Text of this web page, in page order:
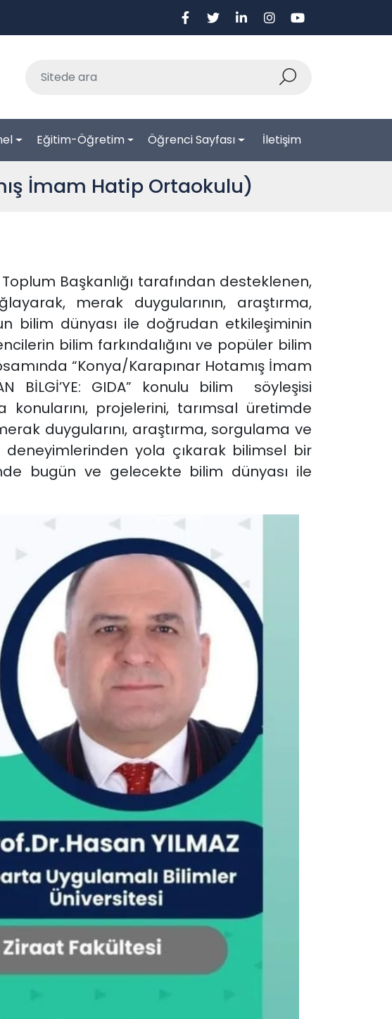
Eğitim-Öğretim Öğrenci Sayfası İletişim
İmam Hatip Ortaokulu)
Başkanlığı tarafından desteklenen,
merak duygularının, araştırma,
bilim dünyası ile doğrudan etkileşiminin
bilim farkındalığını ve popüler bilim
“Konya/Karapınar Hotamış İmam
BİLGİ’YE: GIDA” konulu bilim söyleşisi
konularını, projelerini, tarımsal üretimde
duygularını, araştırma, sorgulama ve
yola çıkarak bilimsel bir
bugün ve gelecekte bilim dünyası ile